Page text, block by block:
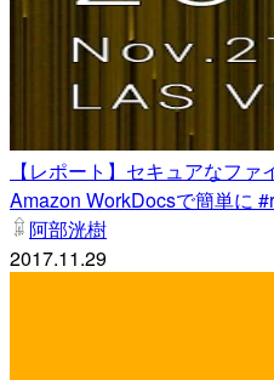
【レポート】セキュアなフ
Amazon WorkDocsで簡単に
阿部洸樹
2017.11.29